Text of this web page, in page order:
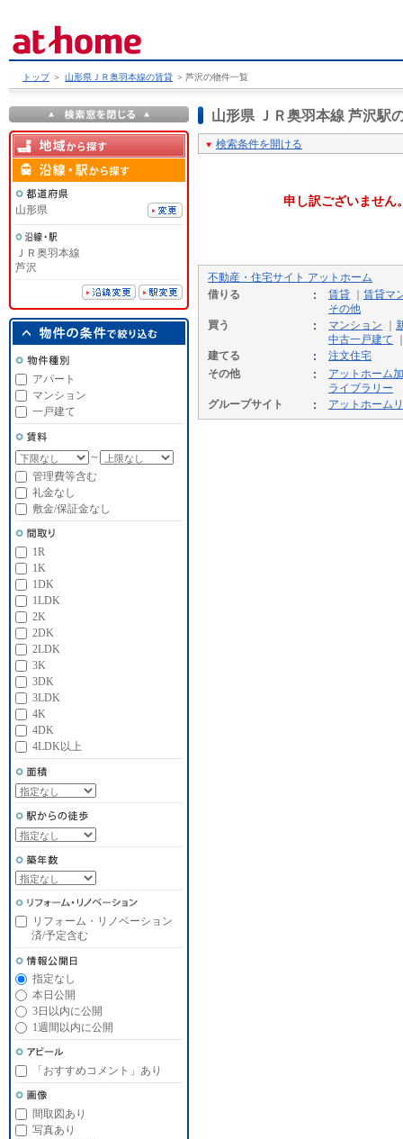
トップ ＞ 山形県ＪＲ奥羽本線の賃貸 ＞ 芦沢の物件一覧
山形県 ＪＲ奥羽本線 芦沢駅
検索条件を開ける
申し訳ございません
不動産・住宅サイト アットホーム
借りる
賃貸
賃貸マ
その他
買う
マンション
中古一戸建て
建てる
注文住宅
その他
アットホーム
ライブラリー
グループサイト
アットホーム
山形県
ＪＲ奥羽本線
芦沢
アパート
マンション
一戸建て
～
管理費等含む
礼金なし
敷金/保証金なし
1R
1K
1DK
1LDK
2K
2DK
2LDK
3K
3DK
3LDK
4K
4DK
4LDK以上
リフォーム・リノベーション
済/予定含む
指定なし
本日公開
3日以内に公開
1週間以内に公開
「おすすめコメント」あり
間取図あり
写真あり